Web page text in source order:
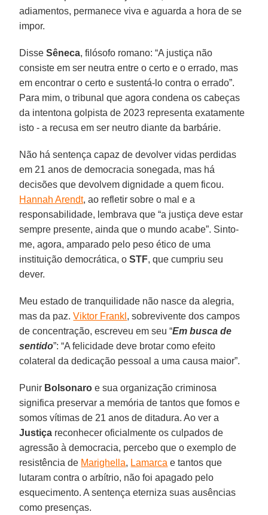
adiamentos, permanece viva e aguarda a hora de se
impor.
DisseSêneca, filósofo romano: “A justiça não
consiste em ser neutra entre o certo e o errado, mas
em encontrar o certo e sustentá-lo contra o errado”.
Para mim, o tribunal que agora condena os cabeças
da intentona golpista de 2023 representa exatamente
isto - a recusa em ser neutro diante da barbárie.
Não há sentença capaz de devolver vidas perdidas
em 21 anos de democracia sonegada, mas há
decisões que devolvem dignidade a quem ficou.
Hannah Arendt, ao refletir sobre o mal e a
responsabilidade, lembrava que “a justiça deve estar
sempre presente, ainda que o mundo acabe”. Sinto-
me, agora, amparado pelo peso ético de uma
instituição democrática, oSTF, que cumpriu seu
dever.
Meu estado de tranquilidade não nasce da alegria,
mas da paz.Viktor Frankl , sobrevivente dos campos
de concentração, escreveu em seu “Em busca de
sentido”: “A felicidade deve brotar como efeito
colateral da dedicação pessoal a uma causa maior”.
Punir Bolsonaro e sua organização criminosa
significa preservar a memória de tantos que fomos e
somos vítimas de 21 anos de ditadura. Ao ver a
Justiça reconhecer oficialmente os culpados de
agressão à democracia, percebo que o exemplo de
resistência de Marighella, Lamarca e tantos que
lutaram contra o arbítrio, não foi apagado pelo
esquecimento. A sentença eterniza suas ausências
como presenças.